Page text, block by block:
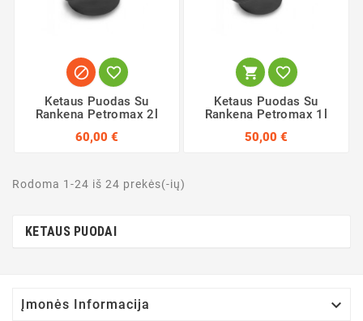
 
Ketaus Puodas Su
Rankena Petromax 2l
60,00 €
 
Ketaus Puodas Su
Rankena Petromax 1l
50,00 €
Rodoma 1-24 iš 24 prekės(-ių)
KETAUS PUODAI
Įmonės Informacija 